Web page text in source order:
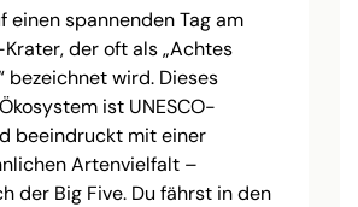
einen spannenden Tag am
der oft als „Achtes
bezeichnet wird. Dieses
ist UNESCO-
beeindruckt mit einer
Artenvielfalt –
der Big Five. Du fährst in den